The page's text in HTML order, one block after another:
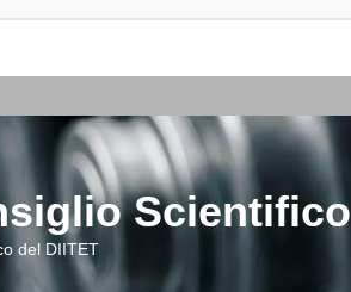
Scientifico
del DIITET